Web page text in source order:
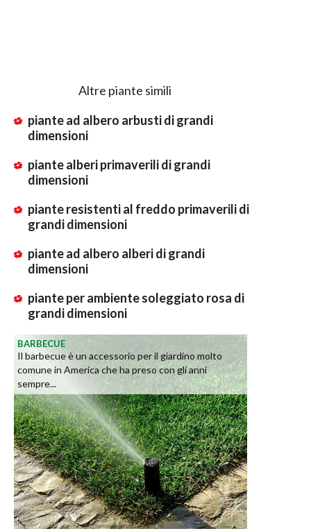
Altre piante simili
piante ad albero arbusti di grandi
dimensioni
piante alberi primaverili di grandi
dimensioni
piante resistenti al freddo primaverili di
grandi dimensioni
piante ad albero alberi di grandi
dimensioni
piante per ambiente soleggiato rosa di
grandi dimensioni
BARBECUE
Il barbecue è un accessorio per il giardino molto
comune in America che ha preso con gli anni
sempre...